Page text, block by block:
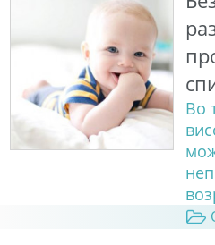
Во